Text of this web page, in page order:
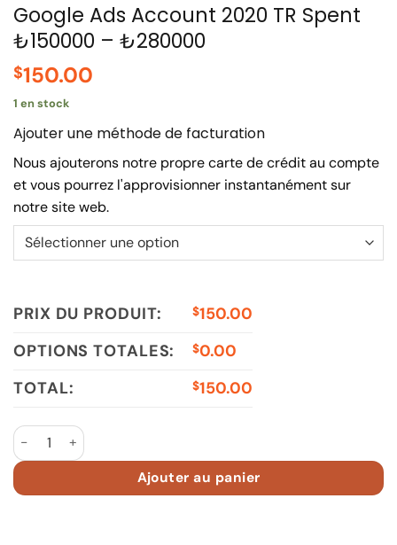
Google Ads Account 2020 TR Spent
₺150000 – ₺280000
$150.00
1 en stock
Ajouter une méthode de facturation
Nous ajouterons notre propre carte de crédit au compte
et vous pourrez l'approvisionner instantanément sur
notre site web.
PRIX DU PRODUIT: $150.00
OPTIONS TOTALES:
$0.00
TOTAL:
$150.00
quantité de Google Ads Account 2020 TR Spent ₺150000 -
Ajouter au panier